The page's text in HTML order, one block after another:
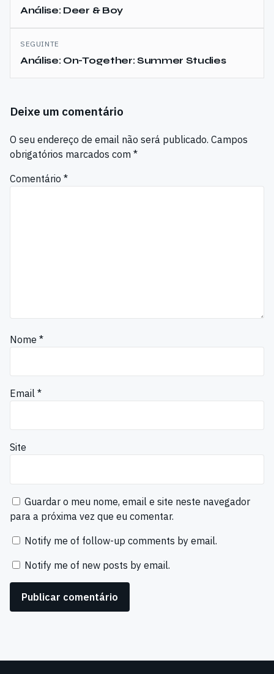
de
artigos
Análise: Deer & Boy
SEGUINTE
Análise: On-Together: Summer Studies
Deixe um comentário
O seu endereço de email não será publicado. Campos
obrigatórios marcados com *
Comentário *
Nome *
Email *
Site
Guardar o meu nome, email e site neste navegador
para a próxima vez que eu comentar.
Notify me of follow-up comments by email.
Notify me of new posts by email.